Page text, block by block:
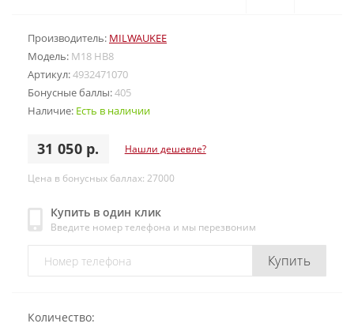
Производитель: MILWAUKEE
Модель: M18 HB8
Артикул:4932471070
Бонусные баллы:405
Наличие: Есть в наличии
31 050 р. Нашли дешевле?
Цена в бонусных баллах: 27000
Купить в один клик
Введите номер телефона и мы перезвоним
Купить
Количество: